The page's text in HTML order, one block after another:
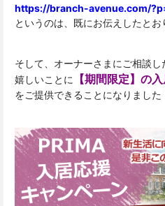
https://branch-avenue.com/
というのは、既にお伝えしたとお
そして、オーナーさまにご相談し
嬉しいことに
【期間限定】の
をご提供できることになりました